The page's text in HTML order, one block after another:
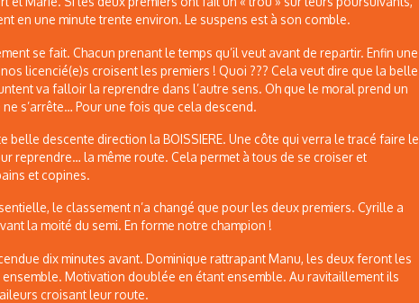
en une minute trente environ. Le suspens est à son comble.
se fait. Chacun prenant le temps qu’il veut avant de repartir. Enfin une
licencié(e)s croisent les premiers ! Quoi ??? Cela veut dire que la belle
va falloir la reprendre dans l’autre sens. Oh que le moral prend un
s’arrête… Pour une fois que cela descend.
belle descente direction la BOISSIERE. Une côte qui verra le tracé faire le
reprendre… la même route. Cela permet à tous de se croiser et
et copines.
le classement n’a changé que pour les deux premiers. Cyrille a
la moité du semi. En forme notre champion !
dix minutes avant. Dominique rattrapant Manu, les deux feront les
Motivation doublée en étant ensemble. Au ravitaillement ils
croisant leur route.